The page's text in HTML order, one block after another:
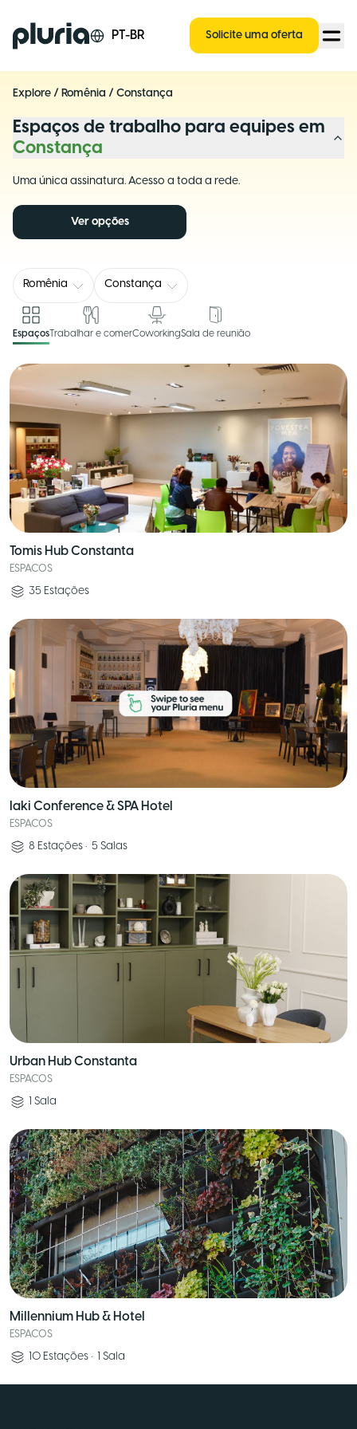
Logo Pluria PT-BR Solicite uma oferta
Explore / Romênia / Constança
Espaços de trabalho para equipes em
Constança
Uma única assinatura. Acesso a toda a rede.
Ver opções
Romênia Constança
EspaçosTrabalhar e comerCoworkingSala de reunião
Tomis Hub Constanta
ESPACOS
35 Estações
Iaki Conference & SPA Hotel
ESPACOS
8 Estações • 5 Salas
Urban Hub Constanta
ESPACOS
1 Sala
Millennium Hub & Hotel
ESPACOS
10 Estações • 1 Sala